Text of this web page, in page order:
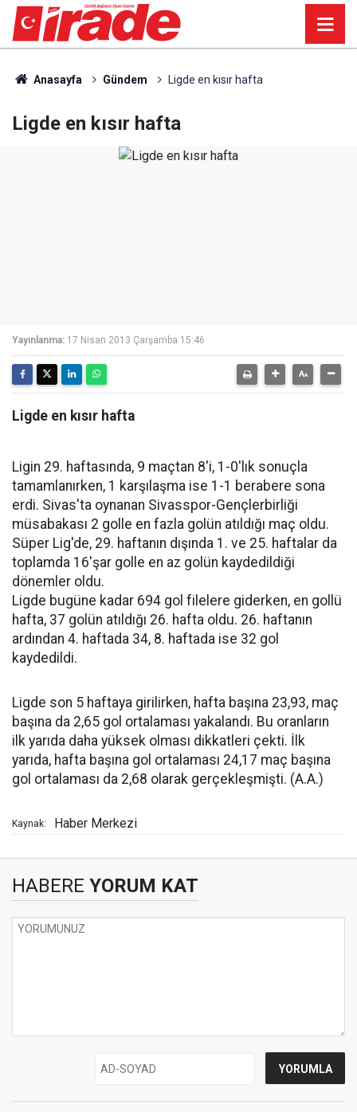
Anasayfa Gündem Ligde en kısır hafta
Ligde en kısır hafta
Yayınlanma: 17 Nisan 2013 Çarşamba 15:46
Ligde en kısır hafta
Ligin 29. haftasında, 9 maçtan 8'i, 1-0'lık sonuçla
tamamlanırken, 1 karşılaşma ise 1-1 berabere sona
erdi. Sivas'ta oynanan Sivasspor-Gençlerbirliği
müsabakası 2 golle en fazla golün atıldığı maç oldu.
Süper Lig'de, 29. haftanın dışında 1. ve 25. haftalar da
toplamda 16'şar golle en az golün kaydedildiği
dönemler oldu.
Ligde bugüne kadar 694 gol filelere giderken, en gollü
hafta, 37 golün atıldığı 26. hafta oldu. 26. haftanın
ardından 4. haftada 34, 8. haftada ise 32 gol
kaydedildi.
Ligde son 5 haftaya girilirken, hafta başına 23,93, maç
başına da 2,65 gol ortalaması yakalandı. Bu oranların
ilk yarıda daha yüksek olması dikkatleri çekti. İlk
yarıda, hafta başına gol ortalaması 24,17 maç başına
gol ortalaması da 2,68 olarak gerçekleşmişti. (A.A.)
Kaynak: Haber Merkezi
HABERE YORUM KAT